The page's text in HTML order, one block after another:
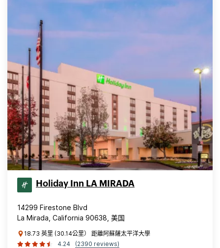
Holiday Inn LA MIRADA
14299 Firestone Blvd
La Mirada, California 90638, 美国
18.73 英里 (30.14公里） 距離阿蘇薩太平洋大學
4.24
(2390 reviews)